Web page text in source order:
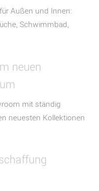
Außen und Innen:
Schwimmbad,
neuen
mit ständig
neuesten Kollektionen